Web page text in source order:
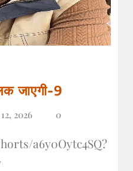
जाएगी-9
2026 0
a6y0Oytc4SQ?